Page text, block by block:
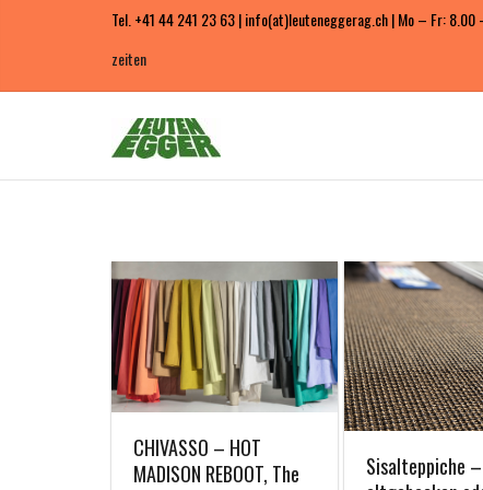
Tel. +41 44 241 23 63 | info(at)leuteneggerag.ch | Mo – Fr: 8.00
zeiten
CHIVASSO – HOT
MADISON REBOOT, The
Sisalteppiche –